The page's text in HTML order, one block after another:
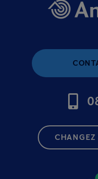
CHANGEZ